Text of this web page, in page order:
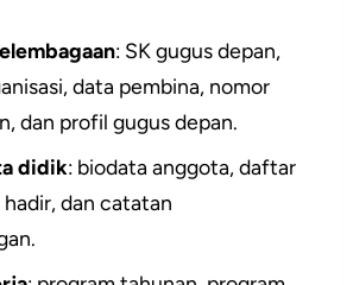
: SK gugus depan,
data pembina, nomor
dan profil gugus depan.
didik: biodata anggota, daftar
dan catatan